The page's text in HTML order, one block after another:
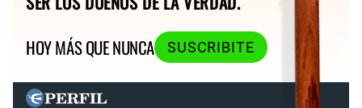
HOY MÁS QUE NUNCA
SUSCRIBITE